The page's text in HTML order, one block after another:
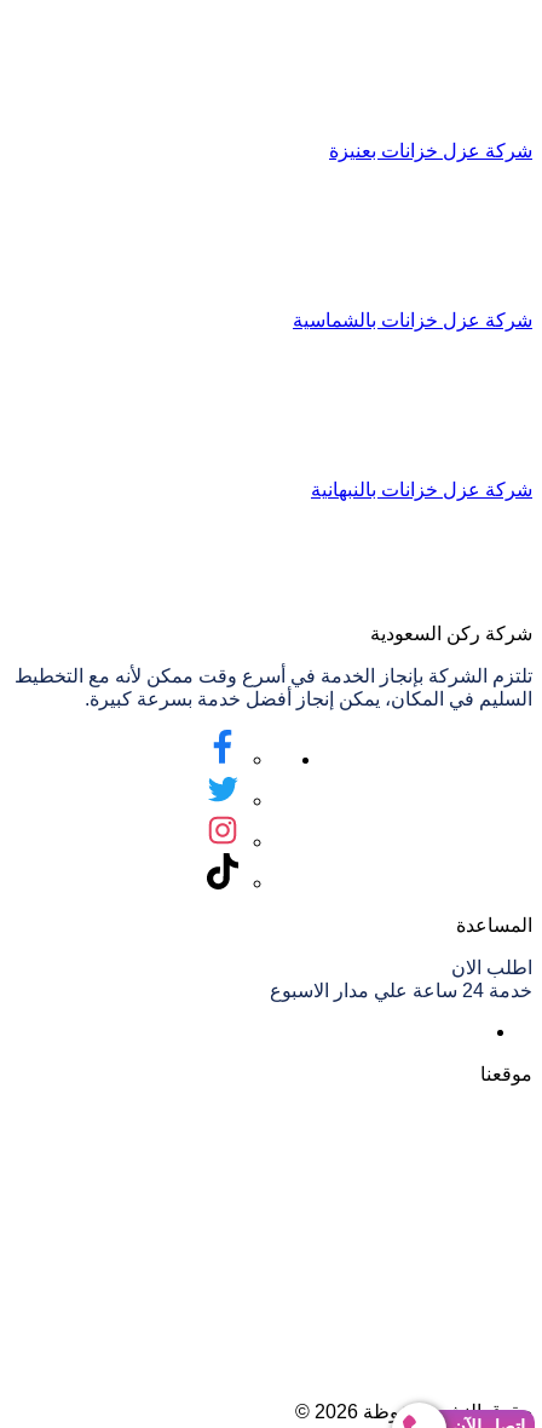
شركة عزل خزانات بعنيزة
شركة عزل خزانات بالشماسية
شركة عزل خزانات بالنبهانية
شركة ركن السعودية
تلتزم الشركة بإنجاز الخدمة في أسرع وقت ممكن لأنه مع التخطيط
السليم في المكان، يمكن إنجاز أفضل خدمة بسرعة كبيرة.
المساعدة
اطلب الان
خدمة 24 ساعة علي مدار الاسبوع
موقعنا
حقوق النشر محفوظة 2026 ©